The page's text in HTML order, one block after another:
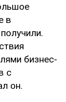
в
бизнес-
с
он.